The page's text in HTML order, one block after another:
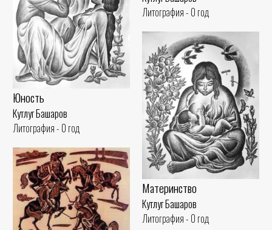
Литография - 0 год
Юность
Кутлуг Башаров
Литография - 0 год
Материнство
Кутлуг Башаров
Литография - 0 год